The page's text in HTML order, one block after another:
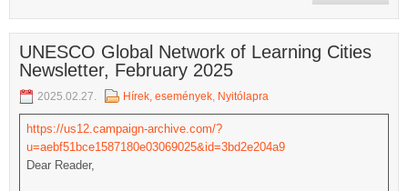
UNESCO Global Network of Learning Cities
Newsletter, February 2025
2025.02.27. Hírek, események, Nyitólapra
https://us12.campaign-archive.com/?
u=aebf51bce1587180e03069025&id=3bd2e204a9
Dear Reader,